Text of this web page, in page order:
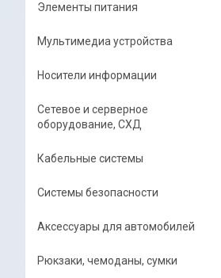
Элементы питания
Мультимедиа устройства
Носители информации
Сетевое и серверное
оборудование, СХД
Кабельные системы
Системы безопасности
Аксессуары для автомобилей
Рюкзаки, чемоданы, сумки